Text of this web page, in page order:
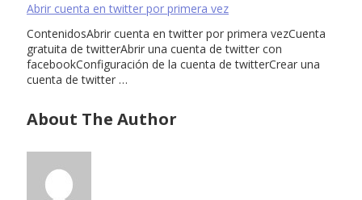
Abrir cuenta en twitter por primera vez
ContenidosAbrir cuenta en twitter por primera vezCuenta
gratuita de twitterAbrir una cuenta de twitter con
facebookConfiguración de la cuenta de twitterCrear una
cuenta de twitter …
About The Author